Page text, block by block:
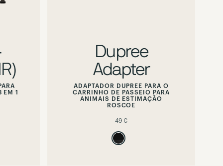
EM 1
Dupree
Adapter
ADAPTADOR DUPREE PARA O
CARRINHO DE PASSEIO PARA
ANIMAIS DE ESTIMAÇÃO
ROSCOE
49 €